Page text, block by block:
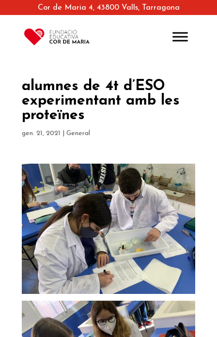
Cor de Maria 4, 43800 Valls, Tarragona
alumnes de 4t d’ESO
experimentant amb les
proteïnes
gen. 21, 2021 General